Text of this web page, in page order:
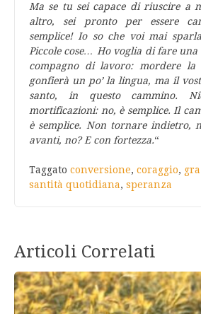
Ma se tu sei capace di riuscire a
altro, sei pronto per essere
semplice! Io so che voi mai
Piccole cose… Ho voglia di fare
compagno di lavoro: mordere la
gonfierà un po’ la lingua, ma il
santo, in questo cammino.
mortificazioni: no, è semplice. Il
è semplice. Non tornare indietro,
avanti, no? E con fortezza.“
Taggato conversione, coraggio,
santità quotidiana, speranza
Articoli Correlati